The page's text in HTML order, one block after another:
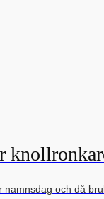
namnsdag och då